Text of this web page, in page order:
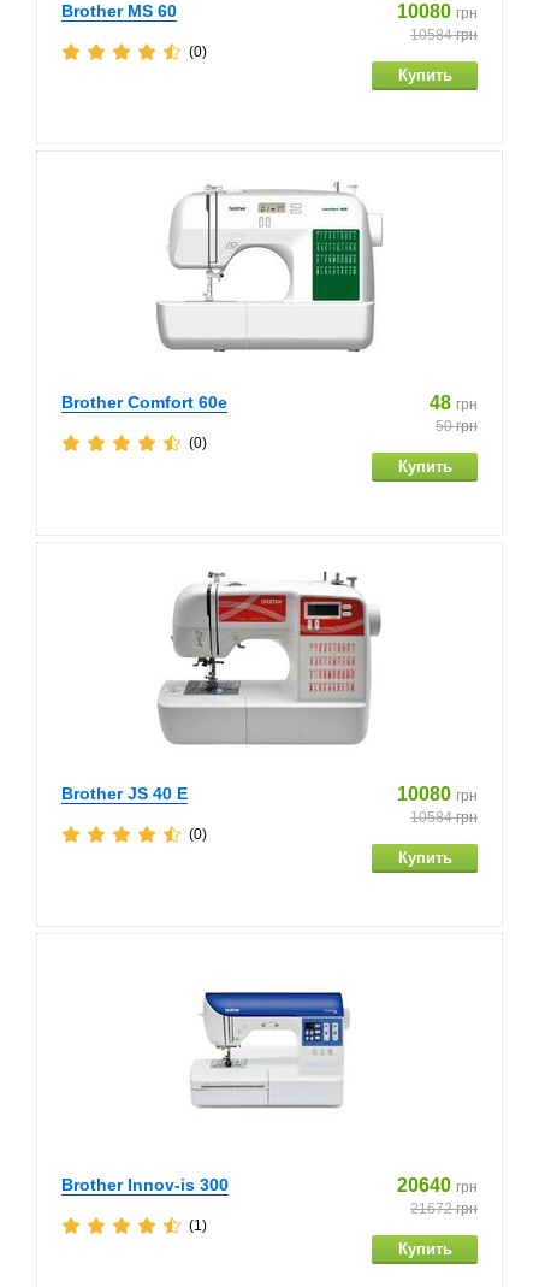
Brother MS 60 10080 грн
10584грн
(0)
Brother Comfort 60e 48 грн
50грн
(0)
Brother JS 40 E 10080 грн
10584грн
(0)
Brother Innov-is 300 20640 грн
21672грн
(1)